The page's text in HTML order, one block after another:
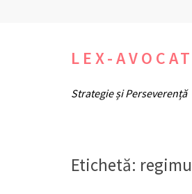
LEX-
Strategie și Perseverență
Etichetă: